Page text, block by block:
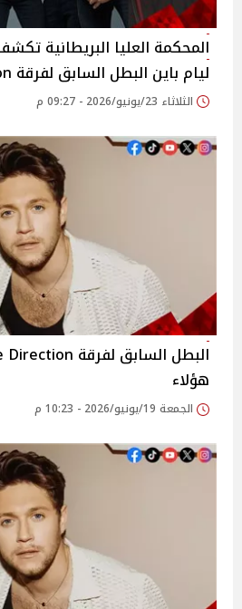
المحكمة العليا البريطانية
ليام باين البطل السابق لفرقة One Direction
الثلاثاء 23/يونيو/2026 - 09:27 م
هؤلاء
الجمعة 19/يونيو/2026 - 10:23 م